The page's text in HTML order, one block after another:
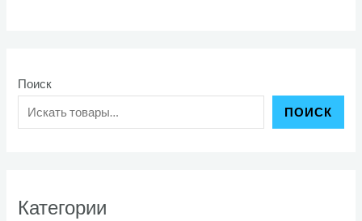
Поиск
ПОИСК
Категории